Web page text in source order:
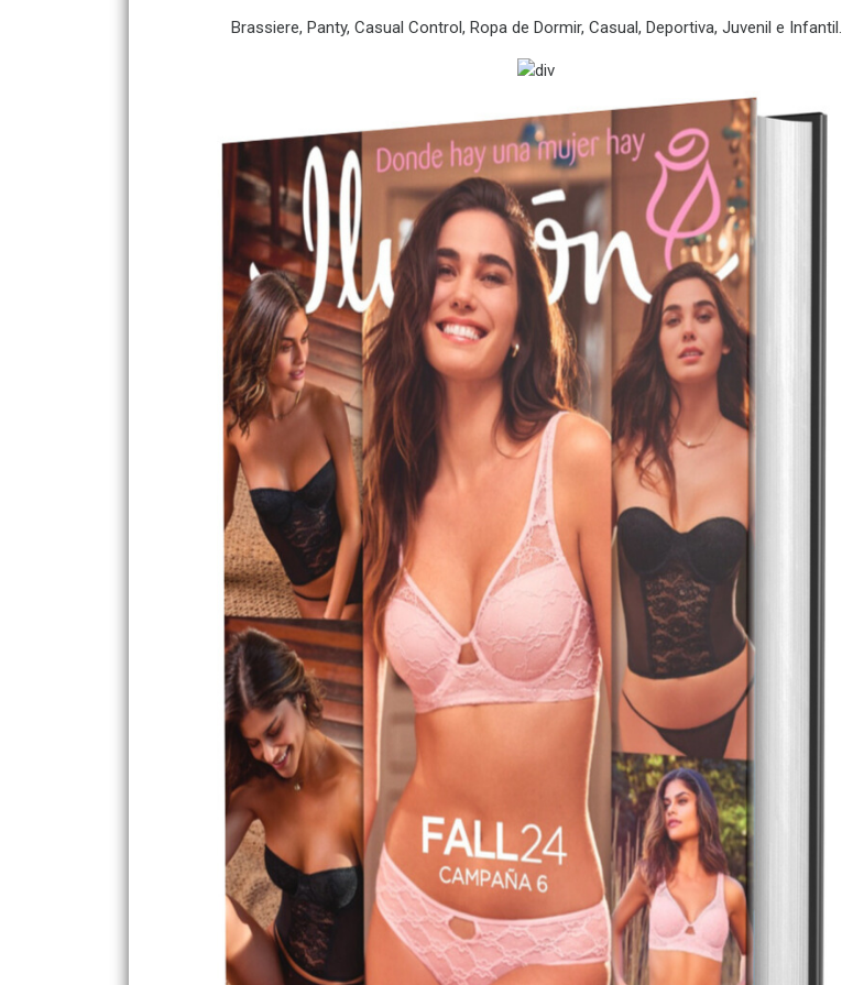
Brassiere, Panty, Casual Control, Ropa de Dormir, Casual, Deportiva, Juvenil e Infantil.